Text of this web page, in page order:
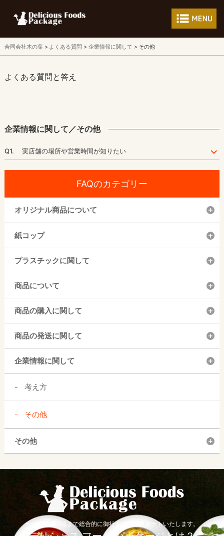
フードパッケー
合同会社木の葉 よくある質問 企業情報に関して その他
よくある質問と答え
企業情報に関して／その他
Q1. 実店舗の場所や営業時間が知りたい
FAQのカテゴリー
オリジナル商品について
紙コップ
プラスチックに関して
商品について
商品の購入に関して
商品の発送に関して
企業情報に関して
考え方
その他
その他
〜上流から下流まで総合的に御社をコーディネートいたします。